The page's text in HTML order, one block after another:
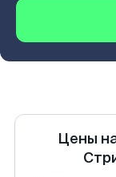
Цены